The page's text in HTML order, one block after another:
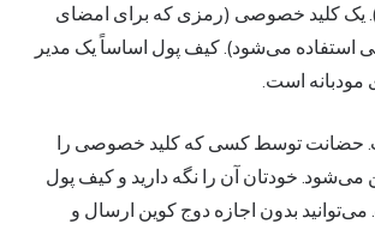
یک کلید خصوصی (رمزی که برای امضای
استفاده می‌شود). کیف پول اساساً یک مدیر
مودبانه است.
حضانت توسط کسی که کلید خصوصی را
می‌شود. خودتان آن را نگه دارید و کیف پول
بدون اجازه دوج کوین ارسال و